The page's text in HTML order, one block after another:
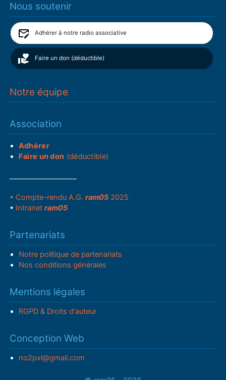
Nous soutenir
Adhérer à notre radio associative
Faire un don (déductible)
Notre équipe
Association
Adhérer
Faire un don (déductible)
• Compte-rendu A.G.ram05 2025
• Intranetram05
Partenariats
Notre politique de partenariats
Nos conditions générales
Mentions légales
RGPD & Droits d'auteur
Conception Web
no2pxl@gmail.com